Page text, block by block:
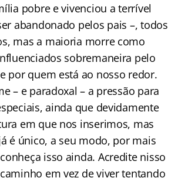
pobre e vivenciou a terrível
abandonado pelos pais –, todos
mas a maioria morre como
sobremaneira pelo
por quem está ao nosso redor.
– e paradoxal – a pressão para
ainda que devidamente
em que nos inserimos, mas
é único, a seu modo, por mais
isso ainda. Acredite nisso
em vez de viver tentando